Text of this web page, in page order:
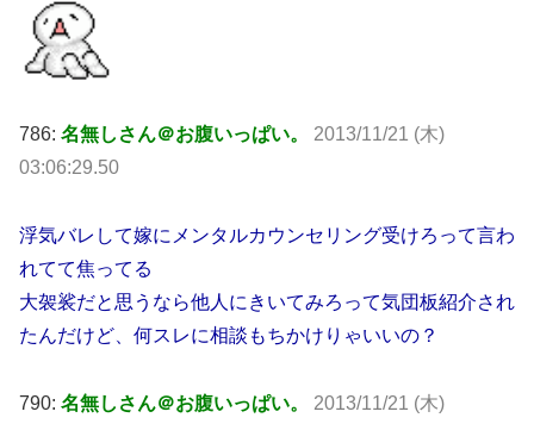
786: 名無しさん＠お腹いっぱい。 2013/11/21 (木)
03:06:29.50
浮気バレして嫁にメンタルカウンセリング受けろって言わ
れてて焦ってる
大袈裟だと思うなら他人にきいてみろって気団板紹介され
たんだけど、何スレに相談もちかけりゃいいの？
790: 名無しさん＠お腹いっぱい。 2013/11/21 (木)